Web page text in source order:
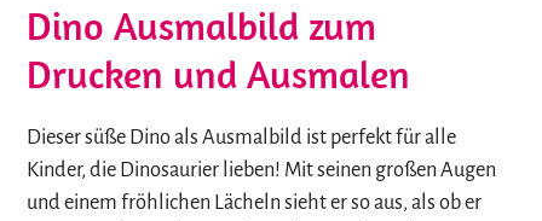
Dino Ausmalbild zum
Drucken und Ausmalen
Dieser süße Dino als Ausmalbild ist perfekt für alle
Kinder, die Dinosaurier lieben! Mit seinen großen Augen
und einem fröhlichen Lächeln sieht er so aus, als ob er